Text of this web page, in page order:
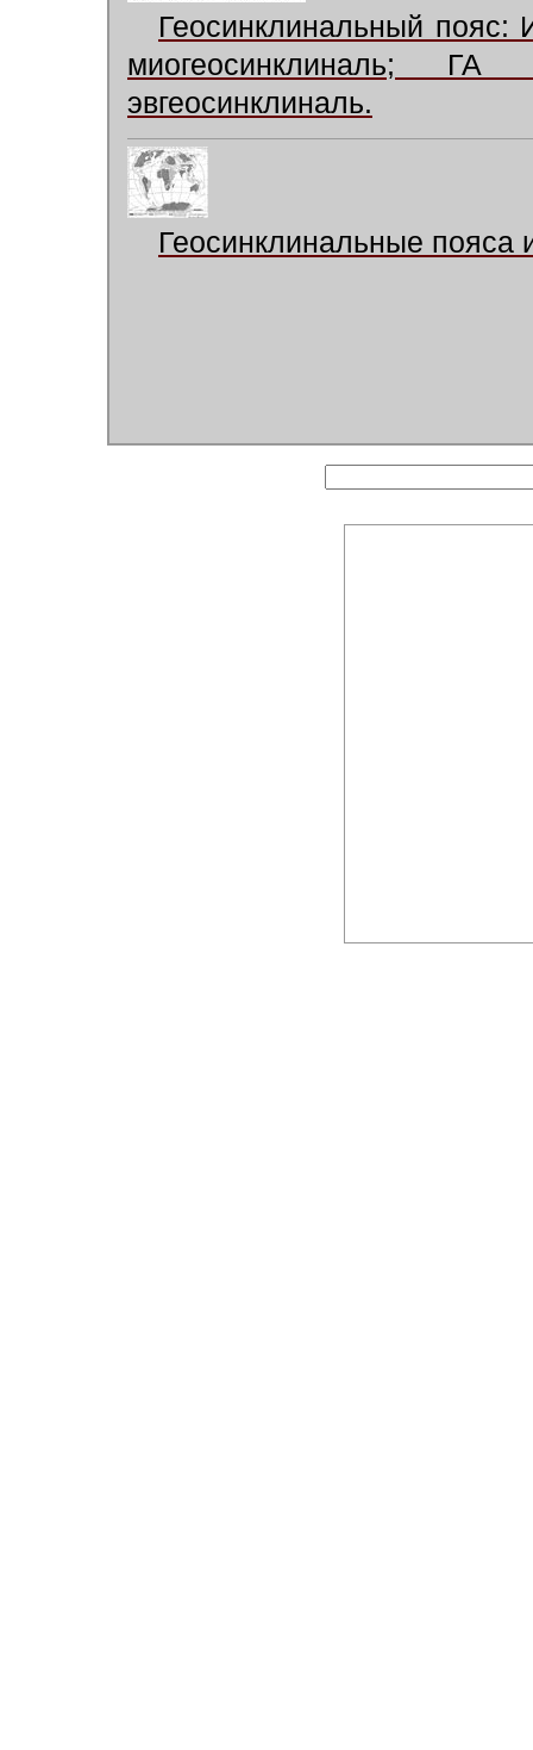
Геосинклинальный
миогеосинклиналь;
эвгеосинклиналь.
Геосинклинальные